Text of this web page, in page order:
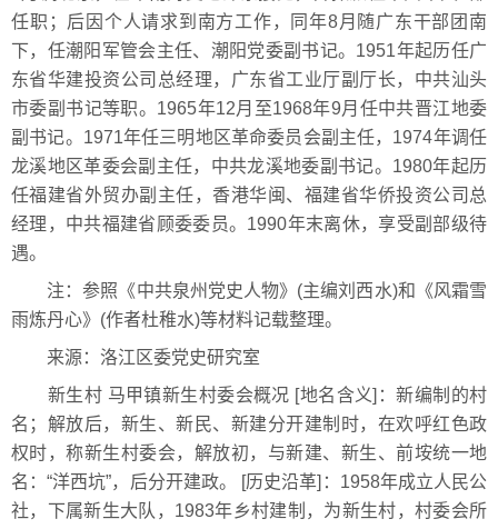
任职；后因个人请求到南方工作，同年8月随广东干部团南
下，任潮阳军管会主任、潮阳党委副书记。1951年起历任广
东省华建投资公司总经理，广东省工业厅副厅长，中共汕头
市委副书记等职。1965年12月至1968年9月任中共晋江地委
副书记。1971年任三明地区革命委员会副主任，1974年调任
龙溪地区革委会副主任，中共龙溪地委副书记。1980年起历
任福建省外贸办副主任，香港华闽、福建省华侨投资公司总
经理，中共福建省顾委委员。1990年末离休，享受副部级待
遇。
注：参照《中共泉州党史人物》(主编刘西水)和《风霜雪
雨炼丹心》(作者杜稚水)等材料记载整理。
来源：洛江区委党史研究室
新生村 马甲镇新生村委会概况 [地名含义]：新编制的村
名；解放后，新生、新民、新建分开建制时，在欢呼红色政
权时，称新生村委会，解放初，与新建、新生、前垵统一地
名：“洋西坑”，后分开建政。 [历史沿革]：1958年成立人民公
社，下属新生大队，1983年乡村建制，为新生村，村委会所